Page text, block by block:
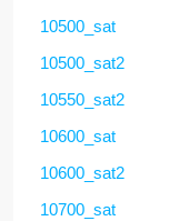
10500_sat
10500_sat2
10550_sat2
10600_sat
10600_sat2
10700_sat